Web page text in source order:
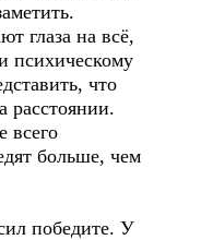
глаза на всё,
психическому
что
расстоянии.
всего
больше, чем
победите. У